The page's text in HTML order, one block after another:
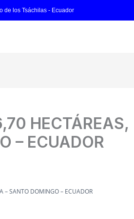
de los Tsáchilas - Ecuador
HECTÁREAS,
– ECUADOR
– SANTO DOMINGO – ECUADOR